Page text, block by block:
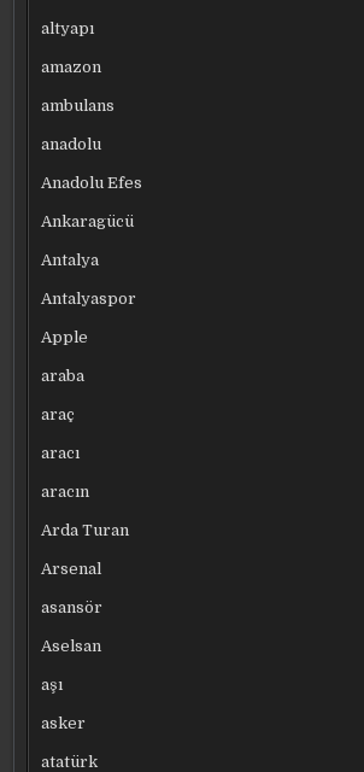
altyapı
amazon
ambulans
anadolu
Anadolu Efes
Ankaragücü
Antalya
Antalyaspor
Apple
araba
araç
aracı
aracın
Arda Turan
Arsenal
asansör
Aselsan
aşı
asker
atatürk